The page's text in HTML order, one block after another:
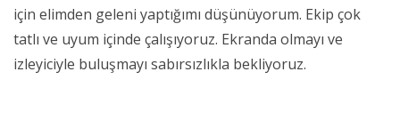
için elimden geleni yaptığımı düşünüyorum. Ekip çok
tatlı ve uyum içinde çalışıyoruz. Ekranda olmayı ve
izleyiciyle buluşmayı sabırsızlıkla bekliyoruz.